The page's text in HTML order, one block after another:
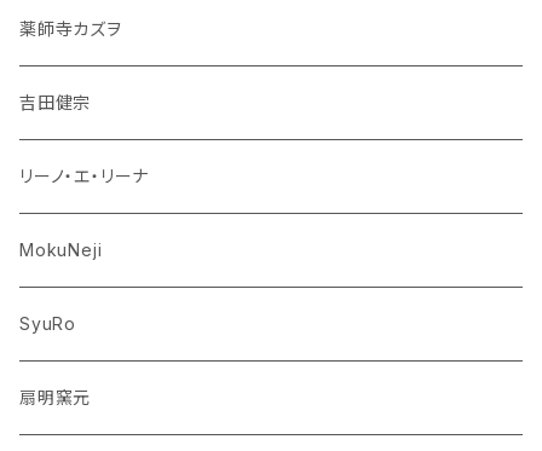
薬師寺カズヲ
吉田健宗
リーノ・エ・リーナ
MokuNeji
SyuRo
扇明窯元